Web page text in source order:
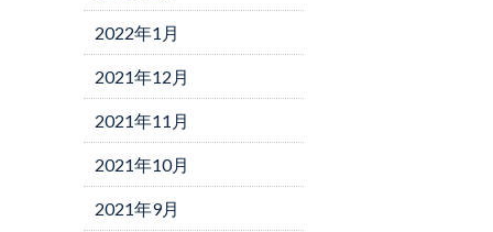
2022年1月
2021年12月
2021年11月
2021年10月
2021年9月